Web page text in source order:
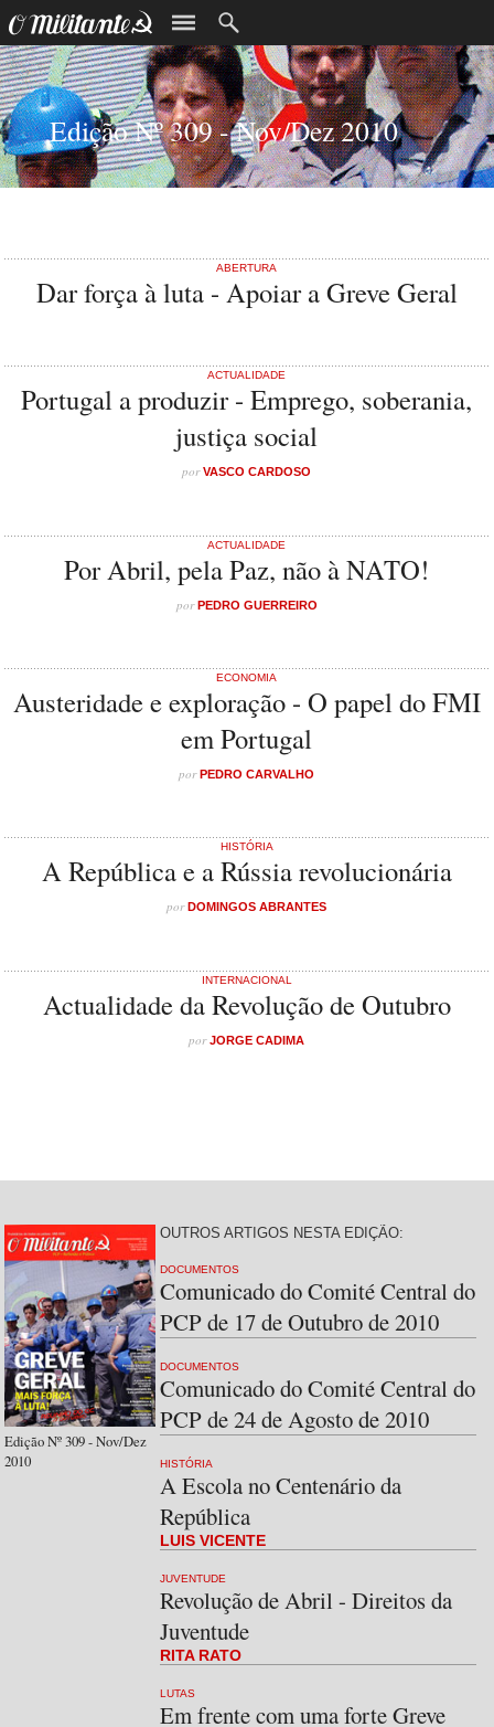
Edição Nº 309 - Nov/Dez 2010
ABERTURA
Dar força à luta - Apoiar a Greve Geral
ACTUALIDADE
Portugal a produzir - Emprego, soberania,
justiça social
porVASCO CARDOSO
ACTUALIDADE
Por Abril, pela Paz, não à NATO!
porPEDRO GUERREIRO
ECONOMIA
Austeridade e exploração - O papel do FMI
em Portugal
porPEDRO CARVALHO
HISTÓRIA
A República e a Rússia revolucionária
porDOMINGOS ABRANTES
INTERNACIONAL
Actualidade da Revolução de Outubro
porJORGE CADIMA
Edição Nº 309 - Nov/Dez
2010
OUTROS ARTIGOS NESTA EDIÇÃO:
DOCUMENTOS
Comunicado do Comité Central do
PCP de 17 de Outubro de 2010
DOCUMENTOS
Comunicado do Comité Central do
PCP de 24 de Agosto de 2010
HISTÓRIA
A Escola no Centenário da
República
LUIS VICENTE
JUVENTUDE
Revolução de Abril - Direitos da
Juventude
RITA RATO
LUTAS
Em frente com uma forte Greve